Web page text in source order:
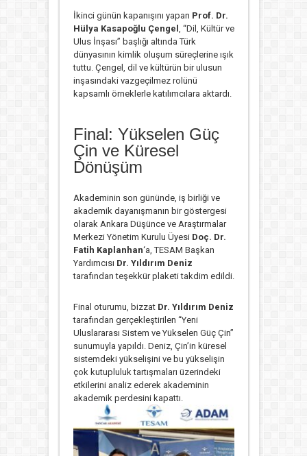
İkinci günün kapanışını yapan Prof. Dr.
Hülya Kasapoğlu Çengel
, “Dil, Kültür ve
Ulus İnşası” başlığı altında Türk
dünyasının kimlik oluşum süreçlerine ışık
tuttu. Çengel, dil ve kültürün bir ulusun
inşasındaki vazgeçilmez rolünü
kapsamlı örneklerle katılımcılara aktardı.
Final: Yükselen Güç
Çin ve Küresel
Dönüşüm
Akademinin son gününde, iş birliği ve
akademik dayanışmanın bir göstergesi
olarak Ankara Düşünce ve Araştırmalar
Merkezi Yönetim Kurulu Üyesi Doç. Dr.
Fatih Kaplanhan‘a, TESAM Başkan
Yardımcısı Dr. Yıldırım Deniz
tarafından teşekkür plaketi takdim edildi.
Final oturumu, bizzat Dr. Yıldırım Deniz
tarafından gerçekleştirilen “Yeni
Uluslararası Sistem ve Yükselen Güç Çin”
sunumuyla yapıldı. Deniz, Çin’in küresel
sistemdeki yükselişini ve bu yükselişin
çok kutupluluk tartışmaları üzerindeki
etkilerini analiz ederek akademinin
akademik perdesini kapattı.